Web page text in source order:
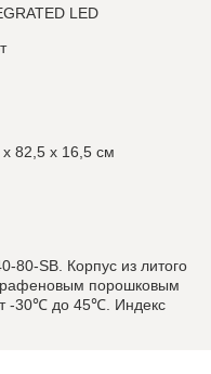
LED
x 82,5 x 16,5 см
80-SB. Корпус из литого
порошковым
-30℃ до 45℃. Индекс